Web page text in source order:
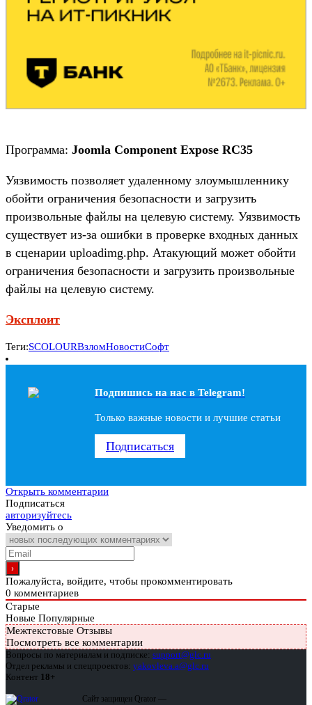
Программа: Joomla Component Expose RC35
Уязвимость позволяет удаленному злоумышленнику
обойти ограничения безопасности и загрузить
произвольные файлы на целевую систему. Уязвимость
существует из-за ошибки в проверке входных данных
в сценарии uploadimg.php. Атакующий может обойти
ограничения безопасности и загрузить произвольные
файлы на целевую систему.
Эксплоит
Теги:SCOLOURВзломНовостиСофт
Подпишись на наc в Telegram!
Только важные новости и лучшие статьи
Подписаться
Открыть комментарии
Подписаться
авторизуйтесь
Уведомить о
Пожалуйста, войдите, чтобы прокомментировать
0 комментариев
Старые
Новые Популярные
Межтекстовые Отзывы
Посмотреть все комментарии
Вопросы по материалам и подписке: support@glc.ru
Отдел рекламы и спецпроектов: yakovleva.a@glc.ru
Контент 18+
Сайт защищен Qrator —